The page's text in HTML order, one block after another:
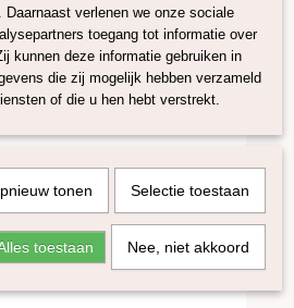
verlenen we onze sociale
toegang tot informatie over
kunnen deze informatie gebruiken in
die zij mogelijk hebben verzameld
of die u hen hebt verstrekt.
tonen Selectie toestaan
toestaan Nee, niet akkoord